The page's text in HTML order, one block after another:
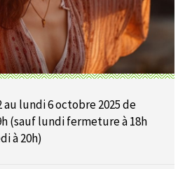
au lundi 6 octobre 2025 de
(sauf lundi fermeture à 18h
à 20h)